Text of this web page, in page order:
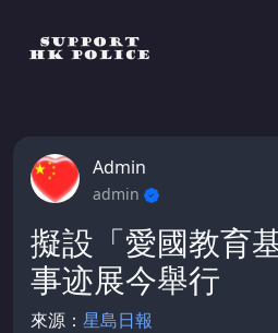
Admin
admin
擬設「愛國教育
事迹展今舉行
來源： 星島日報